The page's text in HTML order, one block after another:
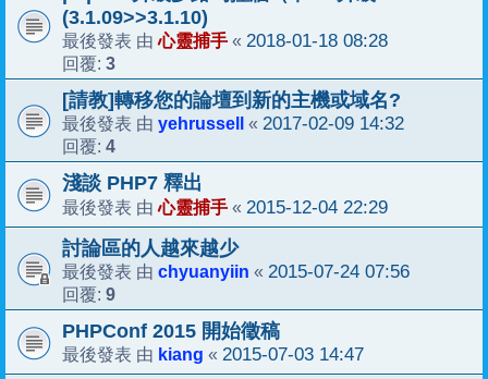
(3.1.09>>3.1.10)
最後發表 由心靈捕手 « 2018-01-18 08:28
回覆: 3
[請教]轉移您的論壇到新的主機或域名?
最後發表 由 yehrussell « 2017-02-09 14:32
回覆: 4
淺談 PHP7 釋出
最後發表 由心靈捕手 « 2015-12-04 22:29
討論區的人越來越少
最後發表 由 chyuanyiin « 2015-07-24 07:56
回覆: 9
PHPConf 2015 開始徵稿
最後發表 由 kiang « 2015-07-03 14:47